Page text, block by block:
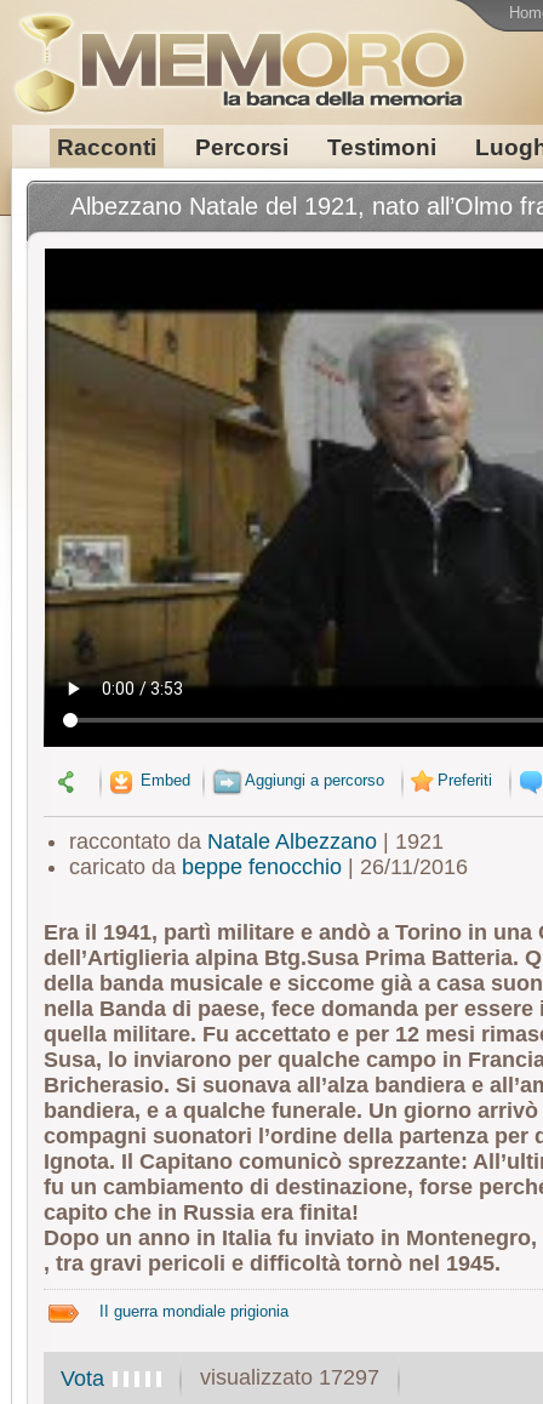
Racconti Percorsi Testimoni
Albezzano Natale del 1921, nato all’Olmo
Embed Aggiungi a percorso Preferiti
raccontato da Natale Albezzano| 1921
caricato da beppe fenocchio| 26/11/2016
Era il 1941, partì militare e andò a Torino in una
dell’Artiglieria alpina Btg.Susa Prima Batteria.
della banda musicale e siccome già a casa
nella Banda di paese, fece domanda per
quella militare. Fu accettato e per 12 mesi
Susa, lo inviarono per qualche campo in
Bricherasio. Si suonava all’alza bandiera e
bandiera, e a qualche funerale. Un giorno
compagni suonatori l’ordine della partenza per
Ignota. Il Capitano comunicò sprezzante:
fu un cambiamento di destinazione, forse
capito che in Russia era finita!
Dopo un anno in Italia fu inviato in Montenegro,
, tra gravi pericoli e difficoltà tornò nel 1945.
II guerra mondiale prigionia
Vota visualizzato 17297